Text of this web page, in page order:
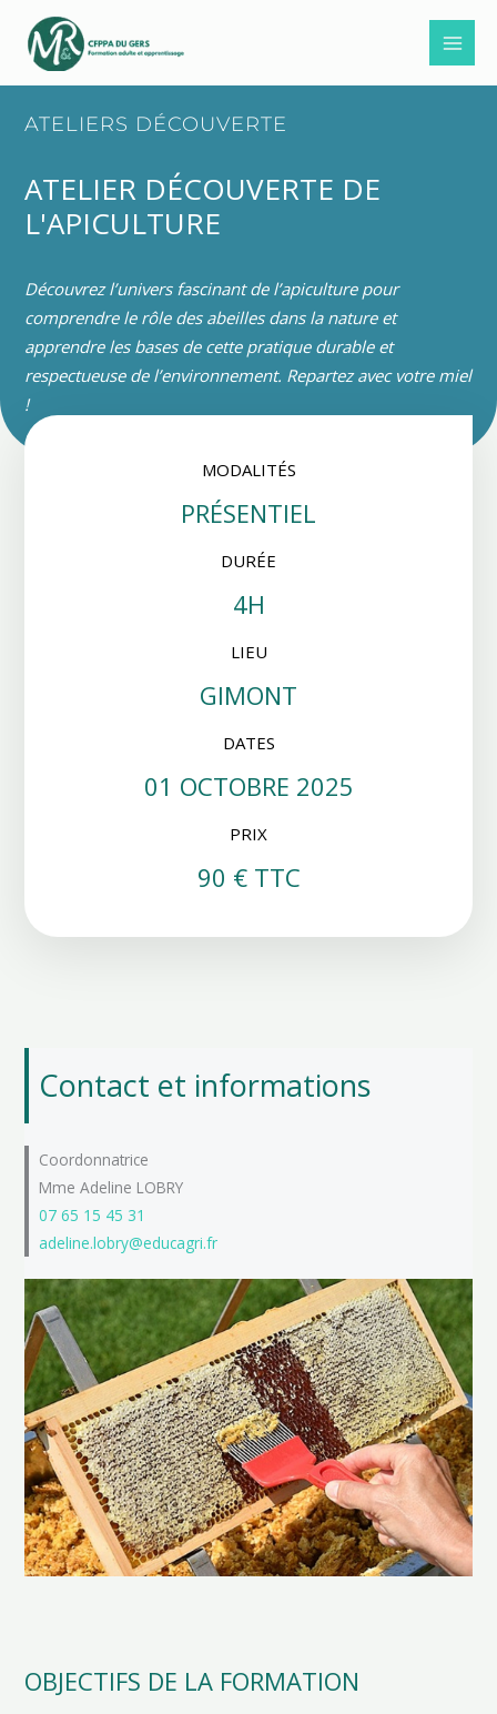
contenu
ATELIERS DÉCOUVERTE
ATELIER DÉCOUVERTE DE
L'APICULTURE
Découvrez l’univers fascinant de l’apiculture pour
comprendre le rôle des abeilles dans la nature et
apprendre les bases de cette pratique durable et
respectueuse de l’environnement. Repartez avec votre miel
!
MODALITÉS
PRÉSENTIEL
DURÉE
4H
LIEU
GIMONT
DATES
01 OCTOBRE 2025
PRIX
90 € TTC
Contact et informations
Coordonnatrice
Mme Adeline LOBRY
07 65 15 45 31
adeline.lobry@educagri.fr
OBJECTIFS DE LA FORMATION